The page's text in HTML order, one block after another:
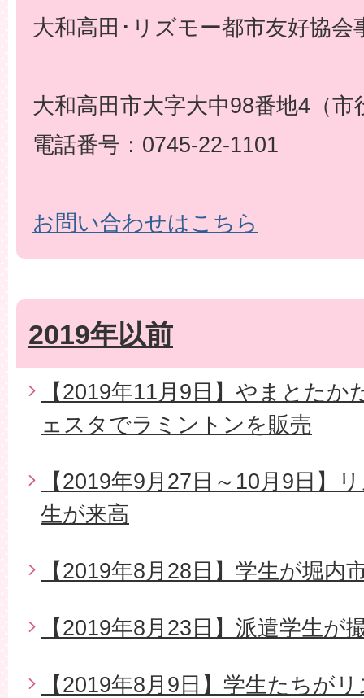
大和高田･リズモー都市友好協会
大和高田市大字大中98番地4（市
電話番号：0745-22-1101
お問い合わせはこちら
2019年以前
【2019年11月9日】やまとた
ェスタでラミントンを販売
【2019年9月27日～10月9日】
生が来高
【2019年8月28日】学生が堀内
【2019年8月23日】派遣学生が
【2019年8月9日】学生たちが